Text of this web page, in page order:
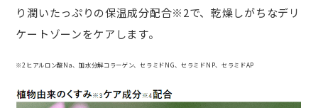
り潤いたっぷりの保温成分配合※2で、乾燥しがちなデリ
ケートゾーンをケアします。
※2ヒアルロン酸Na、加水分解コラーゲン、セラミドNG、セラミドNP、セラミドAP